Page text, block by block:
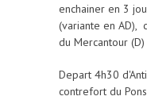
enchainer en 3
(variante en AD),
du Mercantour
Depart 4h30
contrefort du